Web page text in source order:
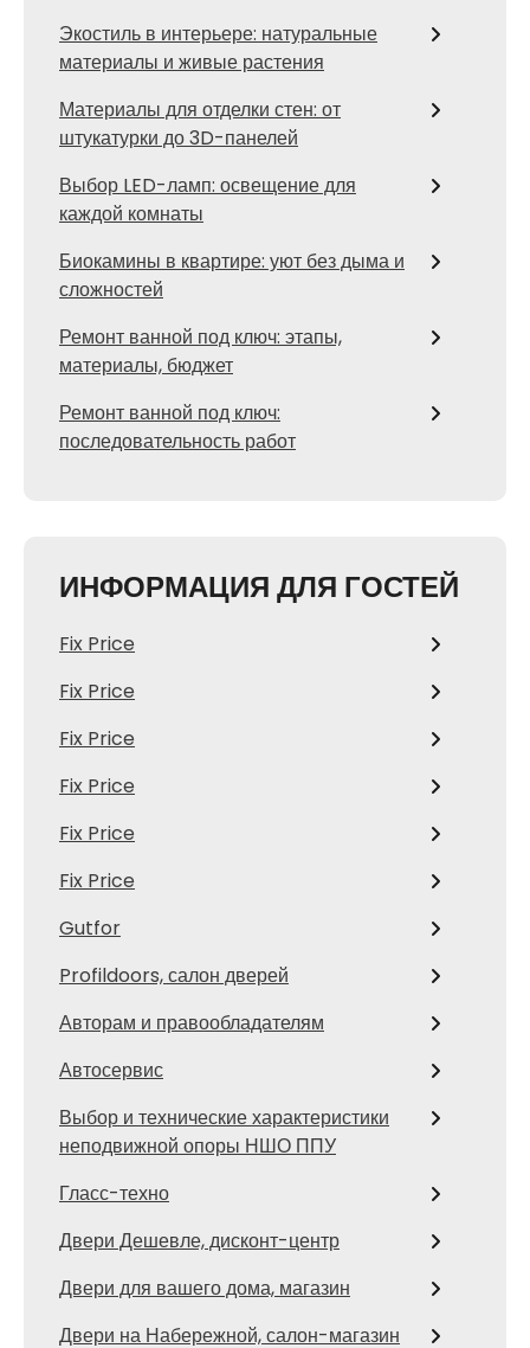
Экостиль в интерьере: натуральные
материалы и живые растения
Материалы для отделки стен: от
штукатурки до 3D-панелей
Выбор LED-ламп: освещение для
каждой комнаты
Биокамины в квартире: уют без дыма и
сложностей
Ремонт ванной под ключ: этапы,
материалы, бюджет
Ремонт ванной под ключ:
последовательность работ
ИНФОРМАЦИЯ ДЛЯ ГОСТЕЙ
Fix Price
Fix Price
Fix Price
Fix Price
Fix Price
Fix Price
Gutfor
Profildoors, салон дверей
Авторам и правообладателям
Автосервис
Выбор и технические характеристики
неподвижной опоры НШО ППУ
Гласс-техно
Двери Дешевле, дисконт-центр
Двери для вашего дома, магазин
Двери на Набережной, салон-магазин